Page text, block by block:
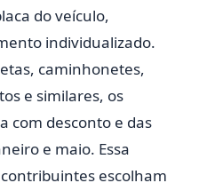
do veículo,
individualizado.
caminhonetes,
e similares, os
com desconto e das
e maio. Essa
escolham